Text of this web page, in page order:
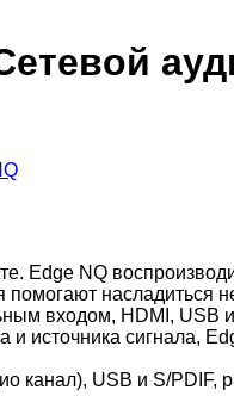
Edge NQ
насладиться
входом, HDMI, USB
источника сигнала,
USB и S/PDIF,